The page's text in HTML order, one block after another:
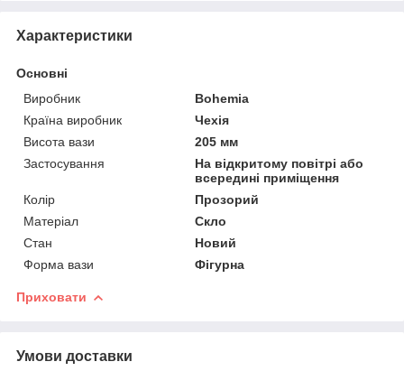
Характеристики
Основні
Виробник
Bohemia
Країна виробник
Чехія
Висота вази
205 мм
Застосування
На відкритому повітрі або
всередині приміщення
Колір
Прозорий
Матеріал
Скло
Стан
Новий
Форма вази
Фігурна
Приховати
Умови доставки